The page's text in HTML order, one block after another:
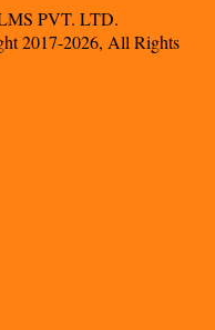
PVT. LTD.
2017-2026, All Rights